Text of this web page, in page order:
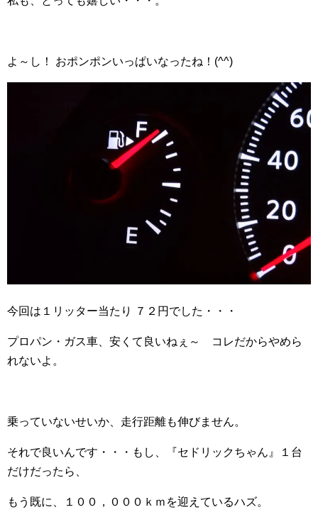
よ～し！ おポンポンいっぱいなったね！(^^)
今回は１リッター当たり ７２円でした・・・
プロパン・ガス車、安くて良いねぇ～ コレだからやめら
れないよ。
乗っていないせいか、走行距離も伸びません。
それで良いんです・・・もし、『セドリックちゃん』１台
だけだったら、
もう既に、１００，０００ｋｍを迎えているハズ。